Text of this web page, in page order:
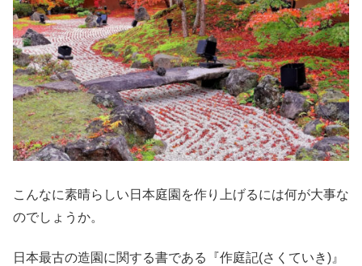
こんなに素晴らしい日本庭園を作り上げるには何が大事な
のでしょうか。
日本最古の造園に関する書である『作庭記(さくていき)』